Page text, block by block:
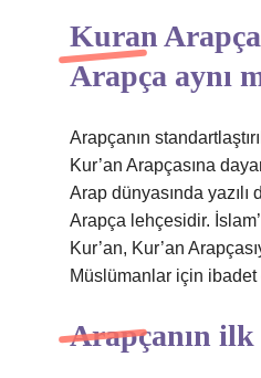
Kuran
Arapça aynı
Arapçanın
Kur’an Arapçasına
Arap dünyasında yazılı
Arapça lehçesidir.
Kur’an, Kur’an
Müslümanlar için ibadet
Arapçanın